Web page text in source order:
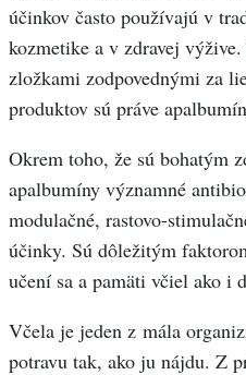
účinkov často používajú v
kozmetike a v zdravej
zložkami zodpovednými za
produktov sú práve
Okrem toho, že sú bohatým
apalbumíny významné
modulačné, rastovo-
účinky. Sú dôležitým
učení sa a pamäti včiel ako i
Včela je jeden z mála
potravu tak, ako ju nájdu. Z